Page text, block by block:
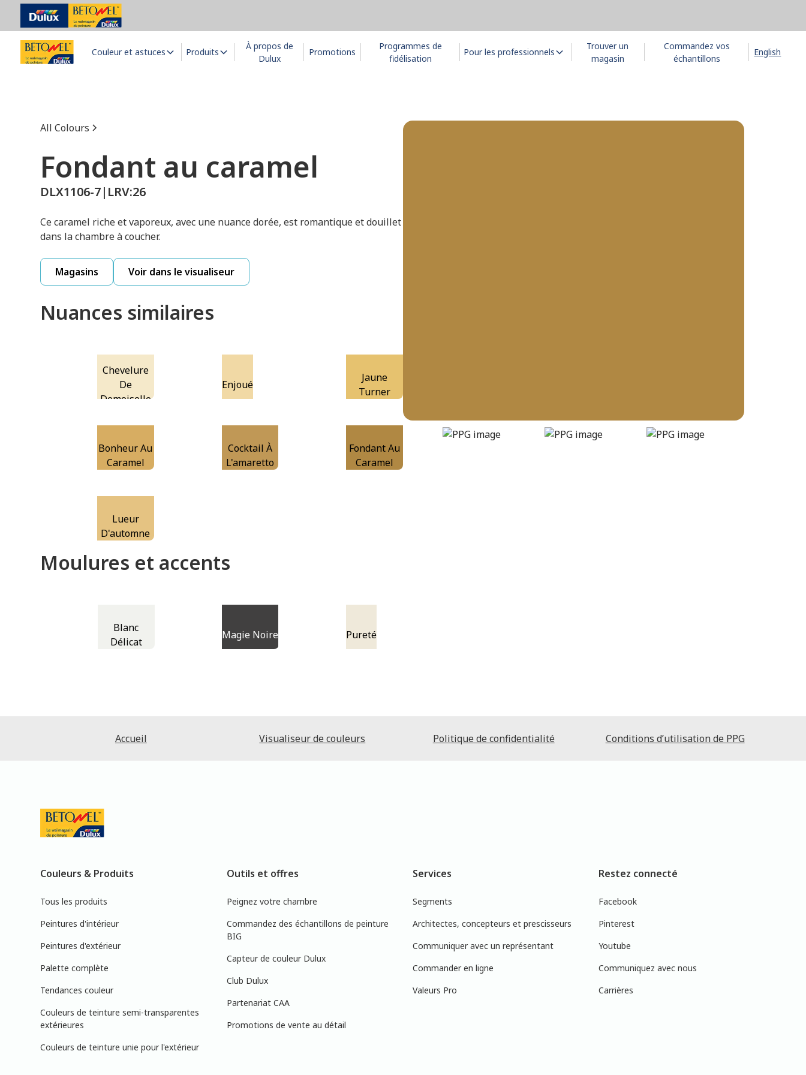
Couleur et astuces Produits
À propos de
Dulux
Promotions
Programmes de
fidélisation
Pour les professionnels
Trouver un
magasin
Commandez vos
échantillons
English
All Colours
Fondant au caramel
DLX1106-7| LRV:26
Ce caramel riche et vaporeux, avec une nuance dorée, est romantique et douillet
dans la chambre à coucher.
Magasins Voir dans le visualiseur
Nuances similaires
Chevelure
De
Demoiselle
Enjoué
Jaune
Turner
Bonheur Au
Caramel
Cocktail À
L'amaretto
Fondant Au
Caramel
Lueur
D'automne
Moulures et accents
Blanc
Délicat
Magie Noire Pureté
butterscotch-ripple
Accueil Visualiseur de couleurs Politique de confidentialité Conditions d’utilisation de PPG
Couleurs & Produits
Tous les produits
Peintures d'intérieur
Peintures d'extérieur
Palette complète
Tendances couleur
Couleurs de teinture semi-transparentes
extérieures
Couleurs de teinture unie pour l'extérieur
Outils et offres
Peignez votre chambre
Commandez des échantillons de peinture
BIG
Capteur de couleur Dulux
Club Dulux
Partenariat CAA
Promotions de vente au détail
Services
Segments
Architectes, concepteurs et prescisseurs
Communiquer avec un représentant
Commander en ligne
Valeurs Pro
Restez connecté
Facebook
Pinterest
Youtube
Communiquez avec nous
Carrières